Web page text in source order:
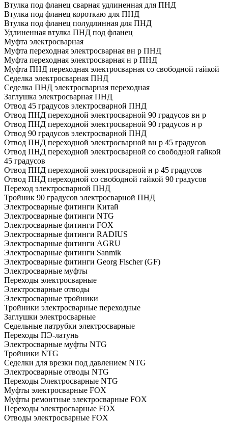
Втулка под фланец сварная удлиненная для ПНД
Втулка под фланец короткаю для ПНД
Втулка под фланец полудлинная для ПНД
Удлиненная втулка ПНД под фланец
Муфта электросварная
Муфта переходная электросварная вн р ПНД
Муфта переходная электросварная н р ПНД
Муфта ПНД переходная электросварная со свободной гайкой
Седелка электросварная ПНД
Седелка ПНД электросварная переходная
Заглушка электросварная ПНД
Отвод 45 градусов электросварной ПНД
Отвод ПНД переходной электросварной 90 градусов вн р
Отвод ПНД переходной электросварной 90 градусов н р
Отвод 90 градусов электросварной ПНД
Отвод ПНД переходной электросварной вн р 45 градусов
Отвод ПНД переходной электросварной со свободной гайкой
45 градусов
Отвод ПНД переходной электросварной н р 45 градусов
Отвод ПНД переходной со свободной гайкой 90 градусов
Переход электросварной ПНД
Тройник 90 градусов электросварной ПНД
Электросварные фитинги Китай
Электросварные фитинги NTG
Электросварные фитинги FOX
Электросварные фитинги RADIUS
Электросварные фитинги AGRU
Электросварные фитинги Sanmik
Электросварные фитинги Georg Fischer (GF)
Электросварные муфты
Переходы электросварные
Электросварные отводы
Электросварные тройники
Тройники электросварные переходные
Заглушки электросварные
Седельные патрубки электросварные
Переходы ПЭ-латунь
Электросварные муфты NTG
Тройники NTG
Седелки для врезки под давлением NTG
Электросварные отводы NTG
Переходы Электросварные NTG
Муфты электросварные FOX
Муфты ремонтные электросварные FOX
Переходы электросварные FOX
Отводы электросварные FOX